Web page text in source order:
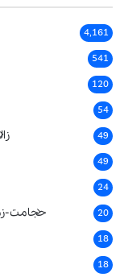
4,161
541
120
54
49
49
24
حجامت- 20
18
18